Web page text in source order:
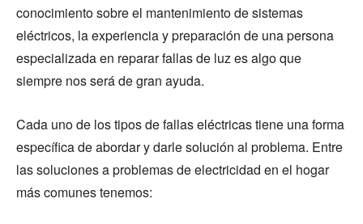
conocimiento sobre el mantenimiento de sistemas
eléctricos, la experiencia y preparación de una persona
especializada en reparar fallas de luz es algo que
siempre nos será de gran ayuda.
Cada uno de los tipos de fallas eléctricas tiene una forma
específica de abordar y darle solución al problema. Entre
las soluciones a problemas de electricidad en el hogar
más comunes tenemos: